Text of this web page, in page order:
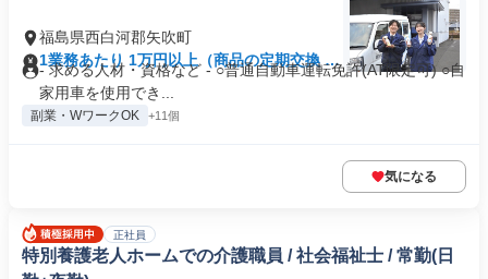
福島県西白河郡矢吹町
1業務あたり 1万円以上（商品の定期交換 -1
分）
- 求める人材・資格など - ○普通自動車運転免許(AT限定可) ○自
家用車を使用でき...
副業・WワークOK +11個
気になる
正社員
特別養護老人ホームでの介護職員 / 社会福祉士 / 常勤(日